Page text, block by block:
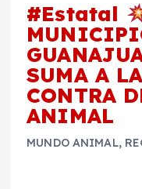
#Estatal
SUMA A
CONTRA
ANIMAL
MUNDO ANIMAL,